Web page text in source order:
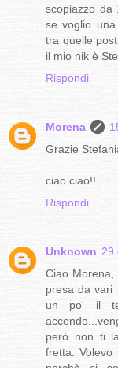
scopiazzo da
se voglio una
tra quelle
il mio nik è
Rispondi
Morena
Grazie
ciao ciao!!
Rispondi
Unknown 29
Ciao
presa da vari
un po' il
però non ti
fretta. Volevo